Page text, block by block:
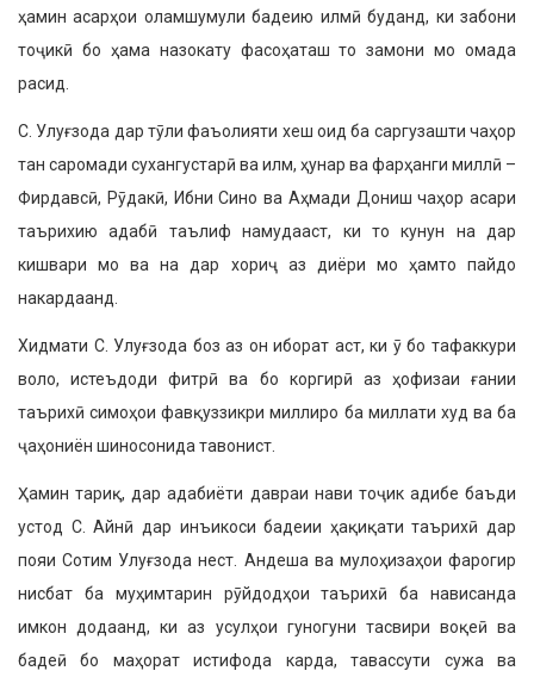
ҳамин асарҳои оламшумули бадеию илмӣ буданд, ки забони
тоҷикӣ бо ҳама назокату фасоҳаташ то замо­ни мо омада
расид.
С. Улуғзода дар тӯли фаъолияти хеш оид ба саргузашти чаҳор
тан саромади сухангустарӣ ва илм, ҳу­нар ва фарҳанги миллӣ –
Фирдавсӣ, Рӯдакӣ, Ибни Сино ва Аҳмади Дониш чаҳор асари
таърихию адабӣ таълиф намудааст, ки то кунун на дар
кишвари мо ва на дар хориҷ аз диёри мо ҳамто пайдо
накардаанд.
Хидмати С. Улуғзода боз аз он иборат аст, ки ӯ бо тафаккури
воло, истеъдоди фитрӣ ва бо коргирӣ аз ҳофизаи ғании
таърихӣ симоҳои фавқуззикри миллиро ба миллати худ ва ба
ҷаҳониён шиносонида тавонист.
Ҳамин тариқ, дар адабиёти давраи нави тоҷик адибе баъди
устод С. Айнӣ дар инъикоси бадеии ҳақиқати таърихӣ дар
пояи Сотим Улуғзода нест. Андеша ва мулоҳизаҳои фаро­гир
нисбат ба муҳимтарин рӯйдодҳои таърихӣ ба нависанда
имкон додаанд, ки аз усулҳои гуногуни тасвири воқеӣ ва
бадеӣ бо маҳорат истифода карда, тавассути сужа ва